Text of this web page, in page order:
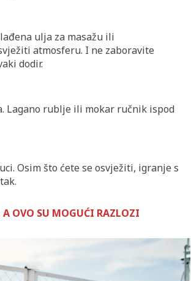
ulja za masažu ili
atmosferu. I ne zaboravite
dodir.
Lagano rublje ili mokar ručnik ispod
Osim što ćete se osvježiti, igranje s
A OVO SU MOGUĆI RAZLOZI